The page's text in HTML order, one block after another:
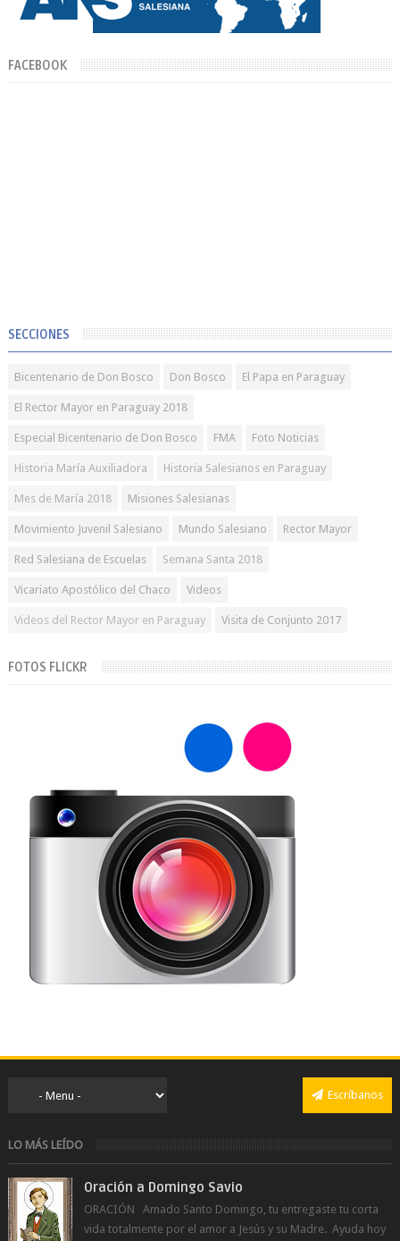
FACEBOOK
SECCIONES
Bicentenario de Don Bosco Don Bosco El Papa en Paraguay
El Rector Mayor en Paraguay 2018
Especial Bicentenario de Don Bosco FMA Foto Noticias
Historia María Auxiliadora Historia Salesianos en Paraguay
Mes de María 2018 Misiones Salesianas
Movimiento Juvenil Salesiano Mundo Salesiano Rector Mayor
Red Salesiana de Escuelas Semana Santa 2018
Vicariato Apostólico del Chaco Videos
Videos del Rector Mayor en Paraguay Visita de Conjunto 2017
FOTOS FLICKR
Escríbanos
LO MÁS LEÍDO
Oración a Domingo Savio
ORACIÓN Amado Santo Domingo, tu entregaste tu corta
vida totalmente por el amor a Jesús y su Madre. Ayuda hoy